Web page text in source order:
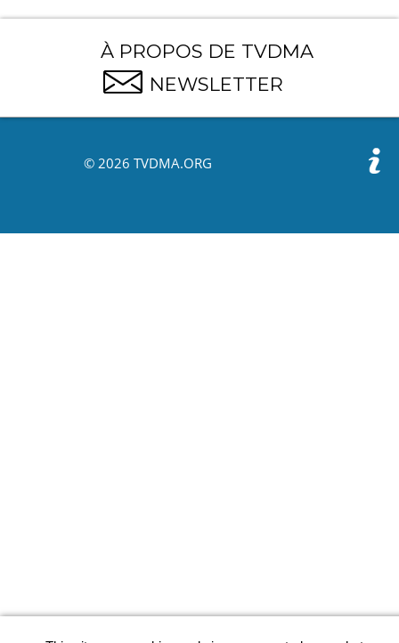
À PROPOS DE TVDMA
NEWSLETTER
© 2026 TVDMA.ORG